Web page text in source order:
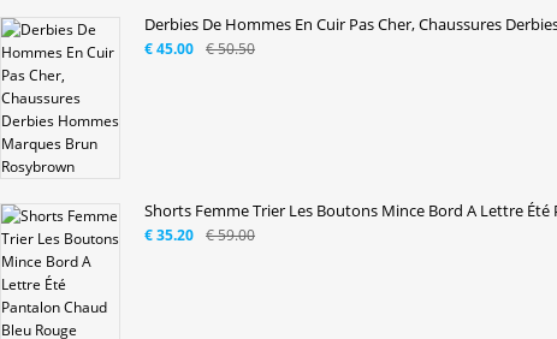
Derbies De Hommes En Cuir Pas Cher, Chaussures
€ 50.50
€ 45.00
Shorts Femme Trier Les Boutons Mince Bord A Lettre Été
€ 59.00
€ 35.20